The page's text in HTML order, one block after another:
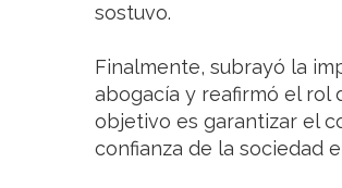
sostuvo.
Finalmente, subrayó la
abogacía y reafirmó el rol
objetivo es garantizar el
confianza de la sociedad